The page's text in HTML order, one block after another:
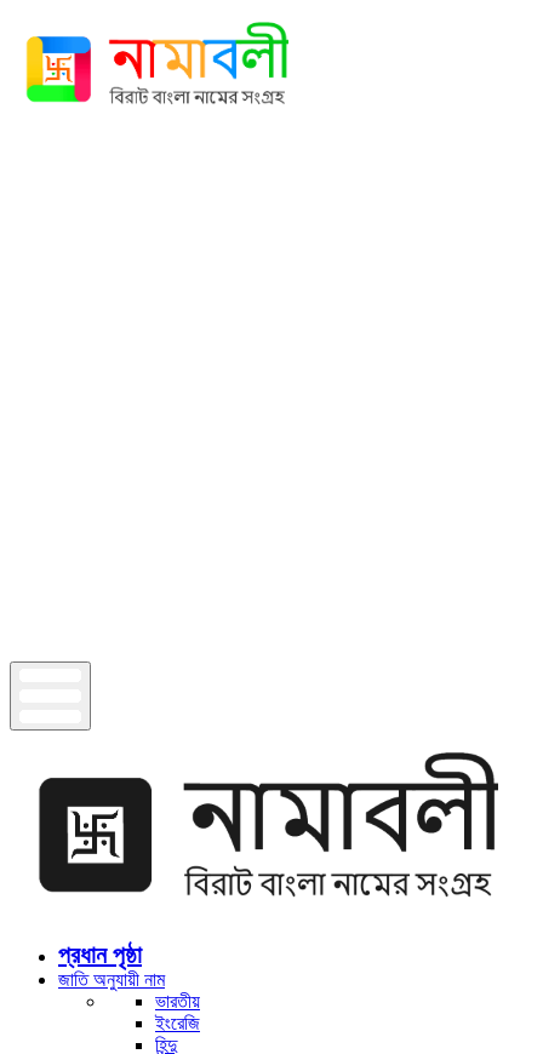
প্রধান পৃষ্ঠা
জাতি অনুযায়ী নাম
ভারতীয়
ইংরেজি
হিন্দু